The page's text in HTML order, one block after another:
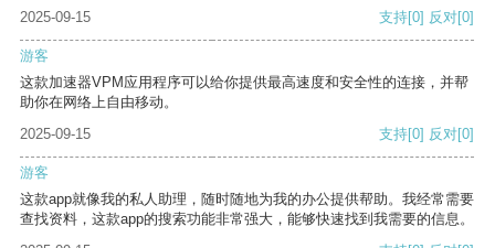
2025-09-15 支持[0] 反对[0]
游客
这款加速器VPM应用程序可以给你提供最高速度和安全性的连接，并帮
助你在网络上自由移动。
2025-09-15
支持[0] 反对[0]
游客
这款app就像我的私人助理，随时随地为我的办公提供帮助。我经常需要
查找资料，这款app的搜索功能非常强大，能够快速找到我需要的信息。